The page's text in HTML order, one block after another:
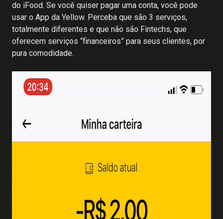
do iFood. Se você quiser pagar uma conta, você pode
usar o App da Yellow. Perceba que são 3 serviços,
totalmente diferentes e que não são Fintechs, que
oferecem serviços “financeiros” para seus clientes, por
pura comodidade.